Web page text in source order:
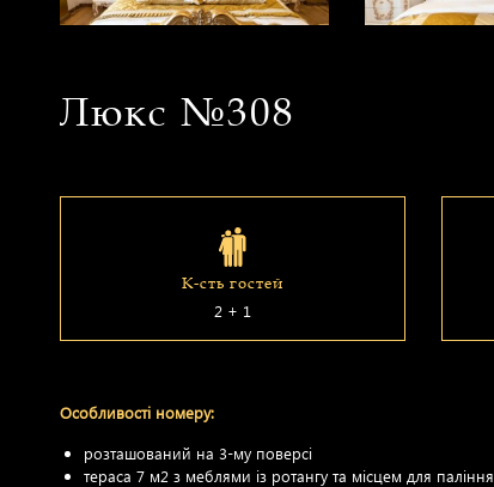
Люкс №308
К-сть гостей
2 + 1
Особливості номеру:
розташований на 3-му поверсі
тераса 7 м2 з меблями із ротангу та місцем для паління